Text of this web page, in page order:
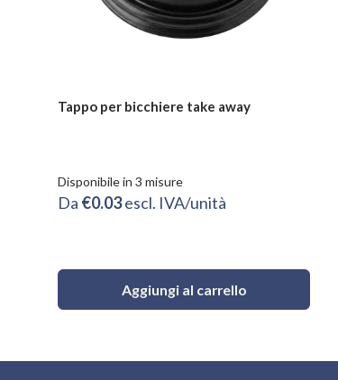
Tappo per bicchiere take away
Disponibile in 3 misure
Da €0.03escl. IVA/unità
Aggiungi al carrello